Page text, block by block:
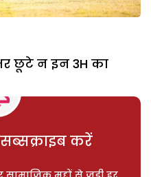
छूटे न इन 3H का
करें